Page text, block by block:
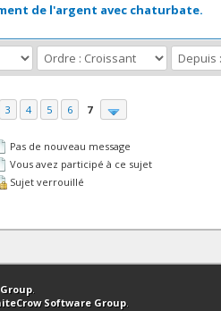
de l'argent avec chaturbate.
5 en moyenne
5
3 4 5 6 7
Pas de nouveau message
Vous avez participé à ce sujet
Sujet verrouillé
en haut Version bas-débit
.
Software Group.